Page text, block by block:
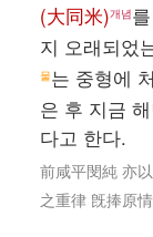
(大同米)개념
지 오래되었
물는 중형에
은 후 지금
다고 한다.
前咸平閔純 亦
之重律 旣捧原